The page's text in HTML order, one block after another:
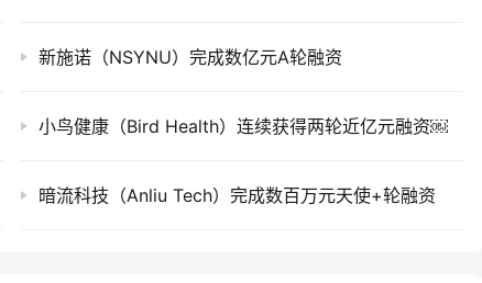
新施诺（NSYNU）完成数亿元A轮融资
小鸟健康（Bird Health）连续获得两轮近亿元融资￼
暗流科技（Anliu Tech）完成数百万元天使+轮融资